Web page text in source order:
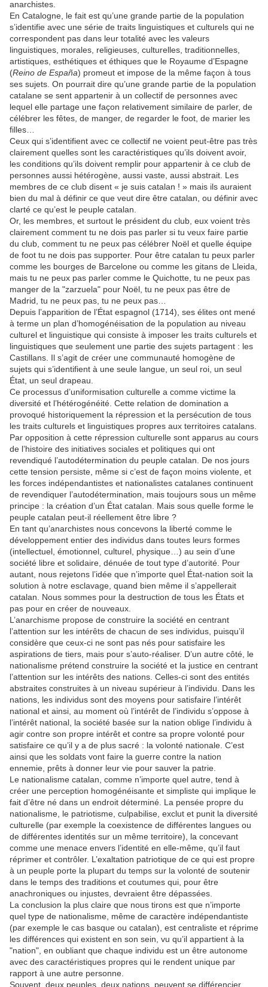
anarchistes.
En Catalogne, le fait est qu’une grande partie de la population
s’identifie avec une série de traits linguistiques et culturels qui ne
correspondent pas dans leur totalité avec les valeurs
linguistiques, morales, religieuses, culturelles, traditionnelles,
artistiques, esthétiques et éthiques que le Royaume d’Espagne
(Reino de España) promeut et impose de la même façon à tous
ses sujets. On pourrait dire qu’une grande partie de la population
catalane se sent appartenir à un collectif de personnes avec
lequel elle partage une façon relativement similaire de parler, de
célébrer les fêtes, de manger, de regarder le foot, de marier les
filles…
Ceux qui s’identifient avec ce collectif ne voient peut-être pas très
clairement quelles sont les caractéristiques qu’ils doivent avoir,
les conditions qu’ils doivent remplir pour appartenir à ce club de
personnes aussi hétérogène, aussi vaste, aussi abstrait. Les
membres de ce club disent « je suis catalan ! » mais ils auraient
bien du mal à définir ce que veut dire être catalan, ou définir avec
clarté ce qu’est le peuple catalan.
Or, les membres, et surtout le président du club, eux voient très
clairement comment tu ne dois pas parler si tu veux faire partie
du club, comment tu ne peux pas célébrer Noël et quelle équipe
de foot tu ne dois pas supporter. Pour être catalan tu peux parler
comme les bourges de Barcelone ou comme les gitans de Lleida,
mais tu ne peux pas parler comme le Quichotte, tu ne peux pas
manger de la "zarzuela" pour Noël, tu ne peux pas être de
Madrid, tu ne peux pas, tu ne peux pas…
Depuis l’apparition de l’État espagnol (1714), ses élites ont mené
à terme un plan d’homogénéisation de la population au niveau
culturel et linguistique qui consiste à imposer les traits culturels et
linguistiques que seulement une partie des sujets partagent : les
Castillans. Il s’agit de créer une communauté homogène de
sujets qui s’identifient à une seule langue, un seul roi, un seul
État, un seul drapeau.
Ce processus d’uniformisation culturelle a comme victime la
diversité et l’hétérogénéité. Cette relation de domination a
provoqué historiquement la répression et la persécution de tous
les traits culturels et linguistiques propres aux territoires catalans.
Par opposition à cette répression culturelle sont apparus au cours
de l’histoire des initiatives sociales et politiques qui ont
revendiqué l’autodétermination du peuple catalan. De nos jours
cette tension persiste, même si c’est de façon moins violente, et
les forces indépendantistes et nationalistes catalanes continuent
de revendiquer l’autodétermination, mais toujours sous un même
principe : la création d’un État catalan. Mais sous quelle forme le
peuple catalan peut-il réellement être libre ?
En tant qu’anarchistes nous concevons la liberté comme le
développement entier des individus dans toutes leurs formes
(intellectuel, émotionnel, culturel, physique…) au sein d’une
société libre et solidaire, dénuée de tout type d’autorité. Pour
autant, nous rejetons l’idée que n’importe quel État-nation soit la
solution à notre esclavage, quand bien même il s’appellerait
catalan. Nous sommes pour la destruction de tous les États et
pas pour en créer de nouveaux.
L’anarchisme propose de construire la société en centrant
l’attention sur les intérêts de chacun de ses individus, puisqu’il
considère que ceux-ci ne sont pas nés pour satisfaire les
aspirations de tiers, mais pour s’auto-réaliser. D’un autre côté, le
nationalisme prétend construire la société et la justice en centrant
l’attention sur les intérêts des nations. Celles-ci sont des entités
abstraites construites à un niveau supérieur à l’individu. Dans les
nations, les individus sont des moyens pour satisfaire l’intérêt
national et ainsi, au moment où l’intérêt de l’individu s’oppose à
l’intérêt national, la société basée sur la nation oblige l’individu à
agir contre son propre intérêt et contre sa propre volonté pour
satisfaire ce qu’il y a de plus sacré : la volonté nationale. C’est
ainsi que les soldats vont faire la guerre contre la nation
ennemie, prêts à donner leur vie pour sauver la patrie.
Le nationalisme catalan, comme n’importe quel autre, tend à
créer une perception homogénéisante et simpliste qui implique le
fait d’être né dans un endroit déterminé. La pensée propre du
nationalisme, le patriotisme, culpabilise, exclut et punit la diversité
culturelle (par exemple la coexistence de différentes langues ou
de différentes identités sur un même territoire), la concevant
comme une menace envers l’identité en elle-même, qu’il faut
réprimer et contrôler. L’exaltation patriotique de ce qui est propre
à un peuple porte la plupart du temps sur la volonté de soutenir
dans le temps des traditions et coutumes qui, pour être
anachroniques ou injustes, devraient être dépassées.
La conclusion la plus claire que nous tirons est que n’importe
quel type de nationalisme, même de caractère indépendantiste
(par exemple le cas basque ou catalan), est centraliste et réprime
les différences qui existent en son sein, vu qu’il appartient à la
"nation", en oubliant que chaque individu est un être autonome
avec des caractéristiques propres qui le rendent unique par
rapport à une autre personne.
Souvent, deux peuples, deux nations, peuvent se différencier